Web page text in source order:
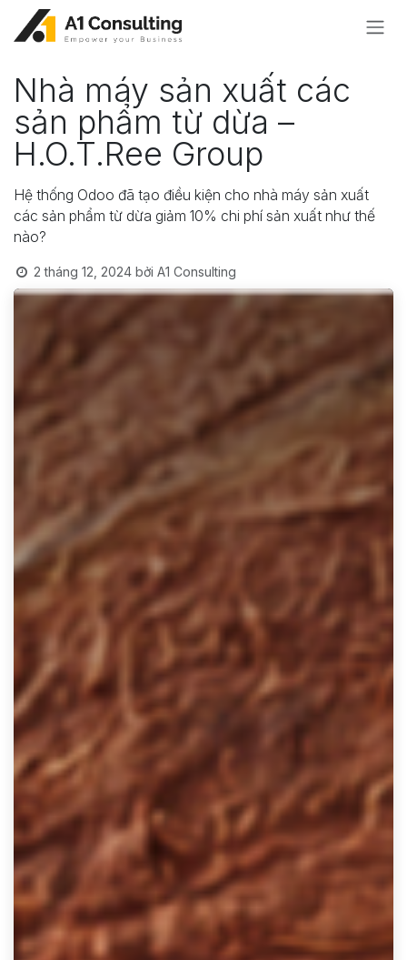
Bỏ qua để đến Nội dung
Nhà máy sản xuất các
sản phẩm từ dừa –
H.O.T.Ree Group
Hệ thống Odoo đã tạo điều kiện cho nhà máy sản xuất
các sản phẩm từ dừa giảm 10% chi phí sản xuất như thế
nào?
2 tháng 12, 2024 bởi A1 Consulting